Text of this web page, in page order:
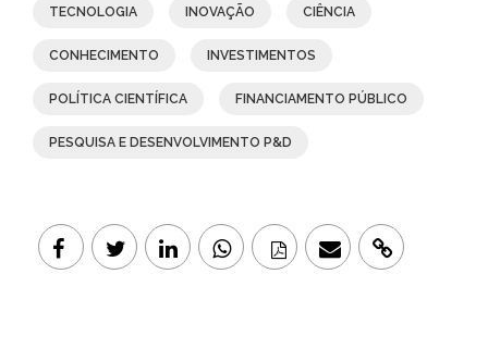
TECNOLOGIA INOVAÇÃO CIÊNCIA
CONHECIMENTO INVESTIMENTOS
POLÍTICA CIENTÍFICA FINANCIAMENTO PÚBLICO
PESQUISA E DESENVOLVIMENTO P&D